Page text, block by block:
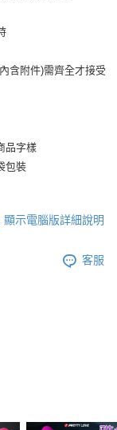
含附件)需齊全才接受
品字樣
包裝
顯示電腦版詳細說明
客服